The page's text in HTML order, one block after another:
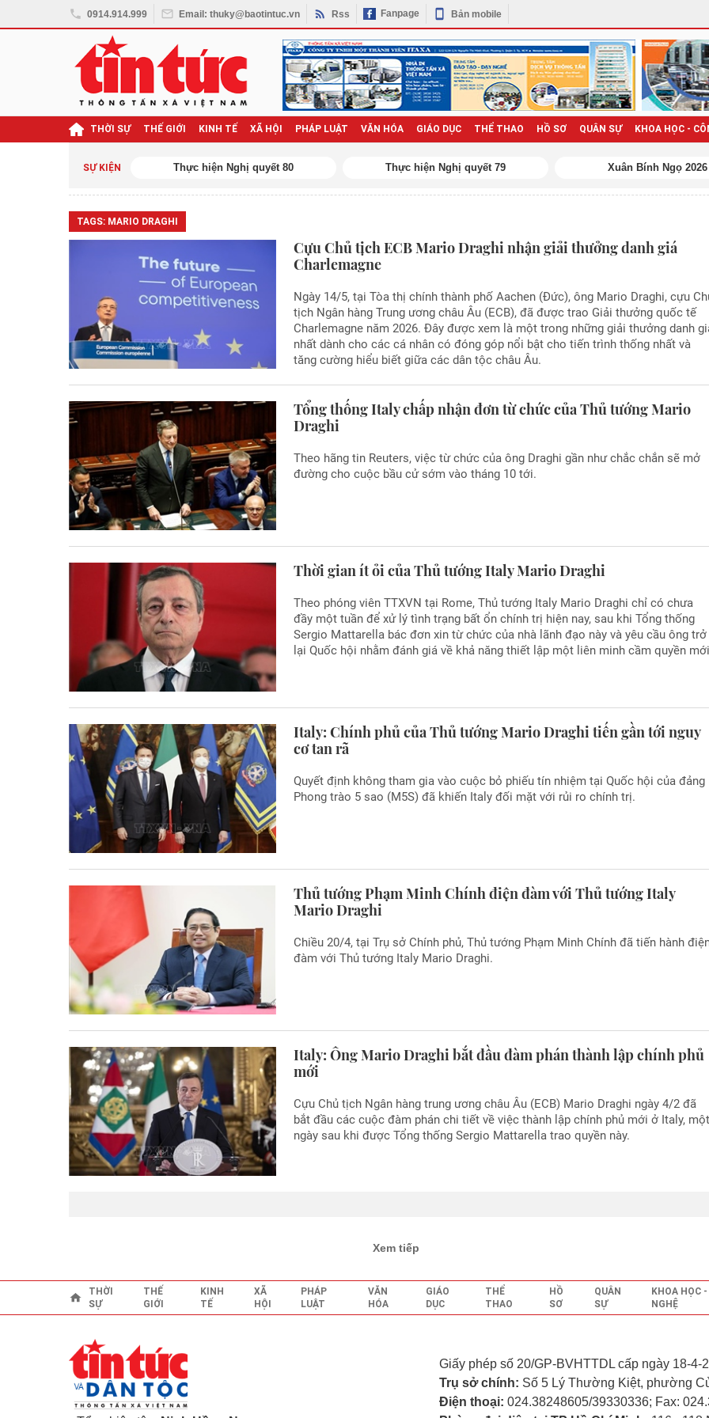
0914.914.999 Email: thuky@baotintuc.vn Rss Fanpage Bản mobile
THỜI SỰ THẾ GIỚI KINH TẾ XÃ HỘI PHÁP LUẬT VĂN HÓA GIÁO DỤC THỂ THAO HỒ SƠ QUÂN SỰ KHOA HỌC -
SỰ KIỆN Thực hiện Nghị quyết 80 Thực hiện Nghị quyết 79 Xuân Bính Ngọ 2026
TAGS: MARIO DRAGHI
Cựu Chủ tịch ECB Mario Draghi nhận giải thưởng danh giá
Charlemagne
Ngày 14/5, tại Tòa thị chính thành phố Aachen (Đức), ông Mario Draghi, cựu
tịch Ngân hàng Trung ương châu Âu (ECB), đã được trao Giải thưởng quốc tế
Charlemagne năm 2026. Đây được xem là một trong những giải thưởng danh
nhất dành cho các cá nhân có đóng góp nổi bật cho tiến trình thống nhất và
tăng cường hiểu biết giữa các dân tộc châu Âu.
Tổng thống Italy chấp nhận đơn từ chức của Thủ tướng Mario
Draghi
Theo hãng tin Reuters, việc từ chức của ông Draghi gần như chắc chắn sẽ mở
đường cho cuộc bầu cử sớm vào tháng 10 tới.
Thời gian ít ỏi của Thủ tướng Italy Mario Draghi
Theo phóng viên TTXVN tại Rome, Thủ tướng Italy Mario Draghi chỉ có chưa
đầy một tuần để xử lý tình trạng bất ổn chính trị hiện nay, sau khi Tổng thống
Sergio Mattarella bác đơn xin từ chức của nhà lãnh đạo này và yêu cầu ông trở
lại Quốc hội nhằm đánh giá về khả năng thiết lập một liên minh cầm quyền
Italy: Chính phủ của Thủ tướng Mario Draghi tiến gần tới nguy
cơ tan rã
Quyết định không tham gia vào cuộc bỏ phiếu tín nhiệm tại Quốc hội của đảng
Phong trào 5 sao (M5S) đã khiến Italy đối mặt với rủi ro chính trị.
Thủ tướng Phạm Minh Chính điện đàm với Thủ tướng Italy
Mario Draghi
Chiều 20/4, tại Trụ sở Chính phủ, Thủ tướng Phạm Minh Chính đã tiến hành
đàm với Thủ tướng Italy Mario Draghi.
Italy: Ông Mario Draghi bắt đầu đàm phán thành lập chính phủ
mới
Cựu Chủ tịch Ngân hàng trung ương châu Âu (ECB) Mario Draghi ngày 4/2 đã
bắt đầu các cuộc đàm phán chi tiết về việc thành lập chính phủ mới ở Italy,
ngày sau khi được Tổng thống Sergio Mattarella trao quyền này.
Xem tiếp
THỜI
SỰ
THẾ
GIỚI
KINH
TẾ
XÃ
HỘI
PHÁP
LUẬT
VĂN
HÓA
GIÁO
DỤC
THỂ
THAO
HỒ
SƠ
QUÂN
SỰ
KHOA HỌC
NGHỆ
Giấy phép số 20/GP-BVHTTDL cấp ngày 18-4-
Trụ sở chính: Số 5 Lý Thường Kiệt, phường
Điện thoại: 024.38248605/39330336; Fax: